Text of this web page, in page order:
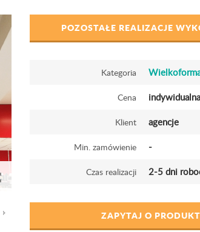
POZOSTAŁE REALIZACJE
Kategoria
Cena indywidualna
Klient agencje
Min. zamówienie -
Czas realizacji 2-5 dni
ZAPYTAJ O PRODUKT